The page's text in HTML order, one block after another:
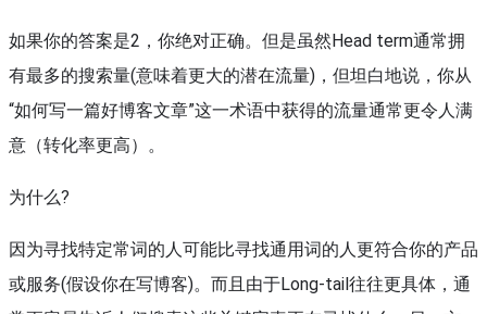
如果你的答案是2，你绝对正确。但是虽然Head term通常拥
有最多的搜索量(意味着更大的潜在流量)，但坦白地说，你从
“如何写一篇好博客文章”这一术语中获得的流量通常更令人满
意（转化率更高）。
为什么?
因为寻找特定常词的人可能比寻找通用词的人更符合你的产品
或服务(假设你在写博客)。而且由于Long-tail往往更具体，通